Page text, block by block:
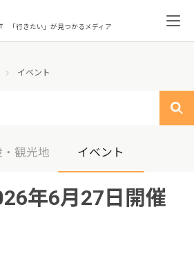
「行きたい」が見つかるメディア
イベント
観光地 イベント
年6月27日開催